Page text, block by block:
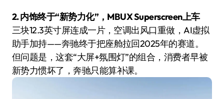
2. 内饰终于“新势力化”，MBUX Superscreen上车
三块12.3英寸屏连成一片，空调出风口重做，AI虚拟
助手加持——奔驰终于把座舱拉回2025年的赛道。
但问题是，这套“大屏+氛围灯”的组合，消费者早被
新势力惯坏了，奔驰只能算补课。